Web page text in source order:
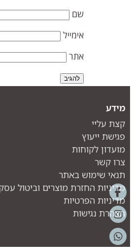
שם
אימייל
אתר
מידע
קצת עליי
פגישת ייעוץ
מועדון לקוחות
צרו קשר
תנאי שימוש באתר
מדיניות החזרת מוצרים וביטול
מדיניות הפרטיות
הצהרת נגישות